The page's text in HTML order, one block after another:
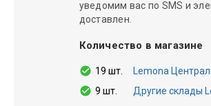
уведомим вас по SMS и
доставлен.
Количество в магазине
19 шт.
Lemona
9 шт.
Другие склады